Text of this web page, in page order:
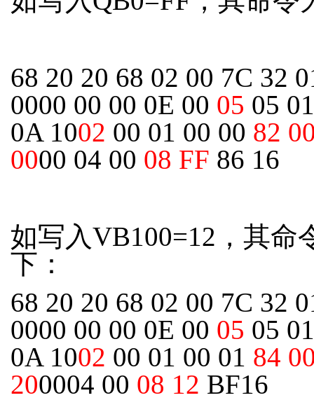
68 20 20 68 02 00 7C 32
0000 00 00 0E 00 05 05
0A 1002 00 01 00 00 82
0000 04 00 08 FF 86 16
如写入VB100=12，其命
下：
68 20 20 68 02 00 7C 32
0000 00 00 0E 00 05 05
0A 1002 00 01 00 01 84
200004 00 08 12 BF16